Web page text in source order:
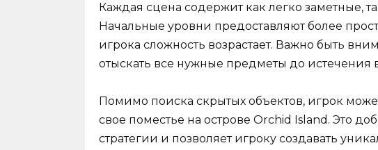
Каждая сцена содержит как легко заметные,
Начальные уровни предоставляют более
игрока сложность возрастает. Важно быть
отыскать все нужные предметы до истечения
Помимо поиска скрытых объектов, игрок
свое поместье на острове Orchid Island. Это
стратегии и позволяет игроку создавать